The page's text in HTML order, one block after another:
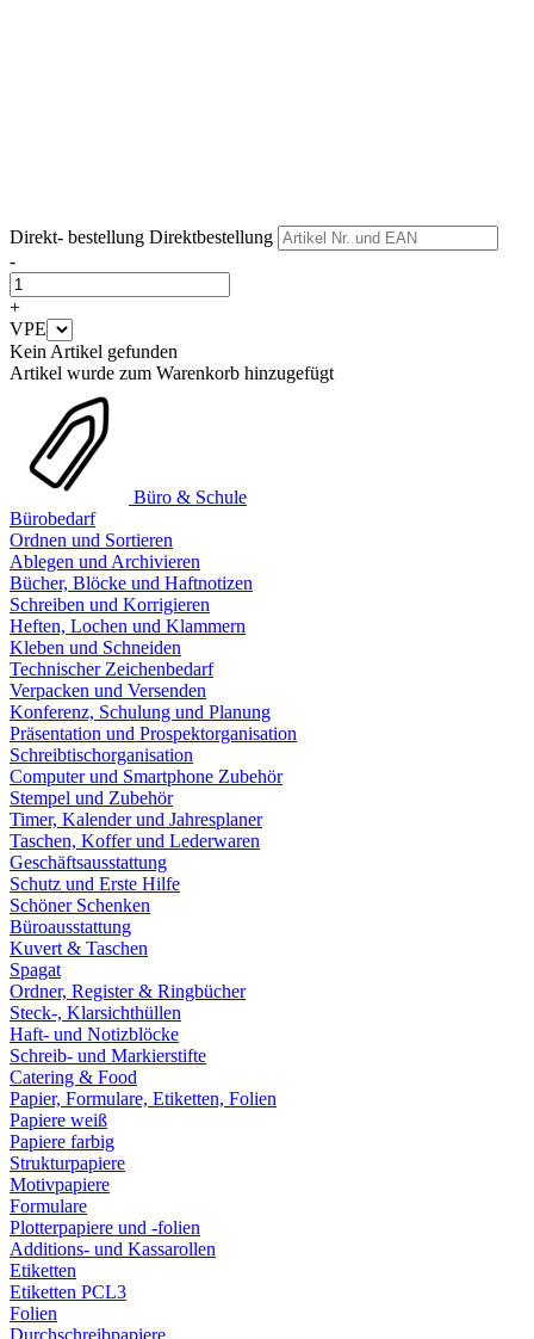
Direkt- bestellung Direktbestellung
-
+
VPE
Kein Artikel gefunden
Artikel wurde zum Warenkorb hinzugefügt
Büro & Schule
Bürobedarf
Ordnen und Sortieren
Ablegen und Archivieren
Bücher, Blöcke und Haftnotizen
Schreiben und Korrigieren
Heften, Lochen und Klammern
Kleben und Schneiden
Technischer Zeichenbedarf
Verpacken und Versenden
Konferenz, Schulung und Planung
Präsentation und Prospektorganisation
Schreibtischorganisation
Computer und Smartphone Zubehör
Stempel und Zubehör
Timer, Kalender und Jahresplaner
Taschen, Koffer und Lederwaren
Geschäftsausstattung
Schutz und Erste Hilfe
Schöner Schenken
Büroausstattung
Kuvert & Taschen
Spagat
Ordner, Register & Ringbücher
Steck-, Klarsichthüllen
Haft- und Notizblöcke
Schreib- und Markierstifte
Catering & Food
Papier, Formulare, Etiketten, Folien
Papiere weiß
Papiere farbig
Strukturpapiere
Motivpapiere
Formulare
Plotterpapiere und -folien
Additions- und Kassarollen
Etiketten
Etiketten PCL3
Folien